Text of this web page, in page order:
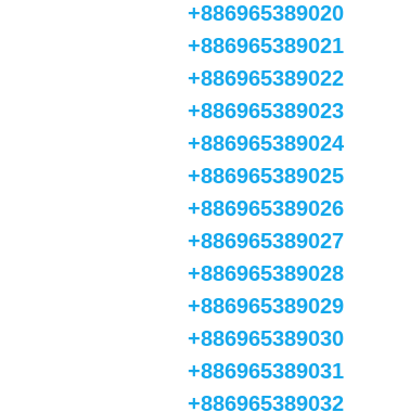
+886965389020
+886965389021
+886965389022
+886965389023
+886965389024
+886965389025
+886965389026
+886965389027
+886965389028
+886965389029
+886965389030
+886965389031
+886965389032